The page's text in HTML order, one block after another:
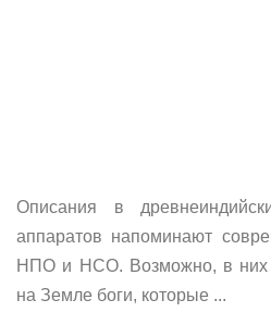
Описания в
аппаратов напоминают
НПО и НСО. Возможно, в
на Земле боги, которые ...